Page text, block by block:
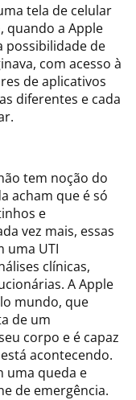
tela de celular
quando a Apple
possibilidade de
com acesso à
de aplicativos
diferentes e cada
tem noção do
acham que é só
e
vez mais, essas
uma UTI
clínicas,
A Apple
mundo, que
de um
corpo e é capaz
acontecendo.
uma queda e
de emergência.